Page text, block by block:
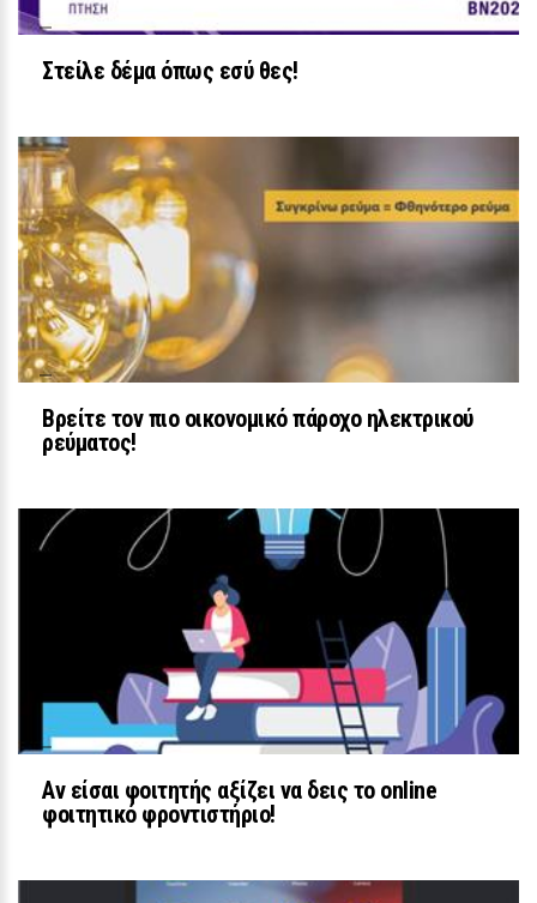
Η Γαρυφαλλιά Καληφώνη στην Πάρο
με μαύρο μπικίνι - δείτε τις πόζες
της
27 / 30
Κωνσταντίνος Αργυρός και
Αλεξάνδρα Νίκα: Καλοκαιρινές
στιγμές με τα παιδιά τους σε
πολυτελές γιοτ
Στείλε δέμα όπως εσύ θες!
Βρείτε τον πιο οικονομικό πάροχο ηλεκτρικού
ρεύματος!
Αν είσαι φοιτητής αξίζει να δεις το online
φοιτητικό φροντιστήριο!